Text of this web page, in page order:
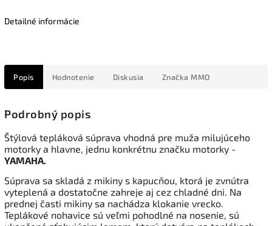
Detailné informácie
Popis Hodnotenie Diskusia Značka MMO
Podrobný popis
Štýlová tepláková súprava vhodná pre muža milujúceho
motorky a hlavne, jednu konkrétnu značku motorky -
YAMAHA.
Súprava sa skladá z mikiny s kapucňou, ktorá je zvnútra
vyteplená a dostatočne zahreje aj cez chladné dni. Na
prednej časti mikiny sa nachádza klokanie vrecko.
Teplákové nohavice sú veľmi pohodlné na nosenie, sú